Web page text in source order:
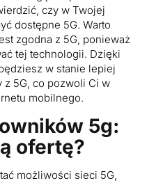
czy w Twojej
dostępne 5G. Warto
zgodna z 5G, ponieważ
tej technologii. Dzięki
w stanie lepiej
z 5G, co pozwoli Ci w
mobilnego.
5g:
ofertę?
możliwości sieci 5G,